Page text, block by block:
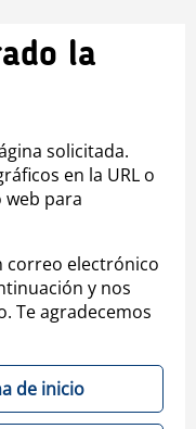
la
solicitada.
en la URL o
para
correo electrónico
y nos
Te agradecemos
de inicio